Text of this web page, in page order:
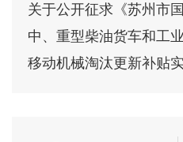
关于公开征求《苏州市
中、重型柴油货车和工
移动机械淘汰更新补贴